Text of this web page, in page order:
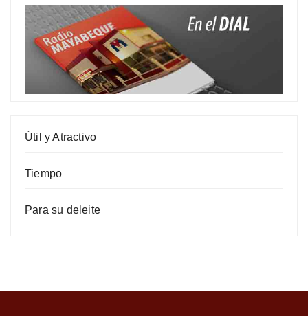
Útil y Atractivo
Tiempo
Para su deleite